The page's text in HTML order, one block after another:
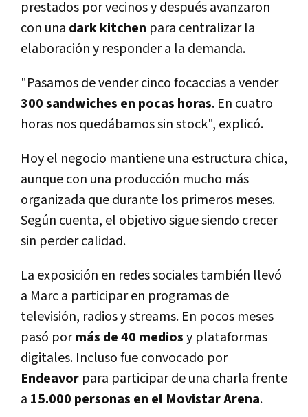
prestados por vecinos y después avanzaron
con una dark kitchen para centralizar la
elaboración y responder a la demanda.
"Pasamos de vender cinco focaccias a vender
300 sandwiches en pocas horas. En cuatro
horas nos quedábamos sin stock", explicó.
Hoy el negocio mantiene una estructura chica,
aunque con una producción mucho más
organizada que durante los primeros meses.
Según cuenta, el objetivo sigue siendo crecer
sin perder calidad.
La exposición en redes sociales también llevó
a Marc a participar en programas de
televisión, radios y streams. En pocos meses
pasó pormás de 40 mediosy plataformas
digitales. Incluso fue convocado por
Endeavor para participar de una charla frente
a 15.000 personas en el Movistar Arena.